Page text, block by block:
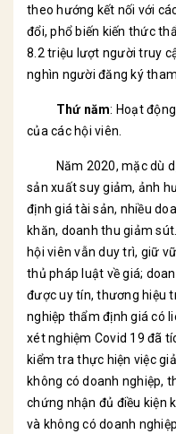
theo hướng kết nối với
đổi, phổ biến kiến thức
8.2 triệu lượt người truy
nghìn người đăng ký
Thứ năm: Hoạt
của các hội viên.
Năm 2020, mặc dù
sản xuất suy giảm, ảnh
định giá tài sản, nhiều
khăn, doanh thu giảm
hội viên vẫn duy trì, giữ
thủ pháp luật về giá;
được uy tín, thương hiệu
nghiệp thẩm định giá có
xét nghiệm Covid 19 đã
kiểm tra thực hiện việc
không có doanh nghiệp,
chứng nhận đủ điều kiện
và không có doanh